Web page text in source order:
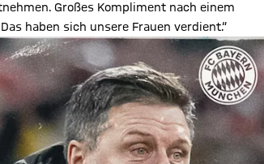
Großes Kompliment nach einem
haben sich unsere Frauen verdient.“